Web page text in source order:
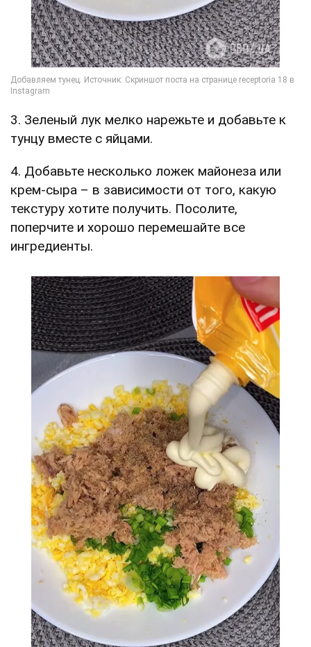
3. Зеленый лук мелко нарежьте и добавьте к
тунцу вместе с яйцами.
4. Добавьте несколько ложек майонеза или
крем-сыра – в зависимости от того, какую
текстуру хотите получить. Посолите,
поперчите и хорошо перемешайте все
ингредиенты.